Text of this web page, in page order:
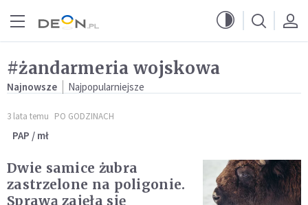
#żandarmeria wojskowa
Najnowsze Najpopularniejsze
3 lata temu PO GODZINACH
PAP / mł
Dwie samice żubra
zastrzelone na poligonie.
Sprawą zajęła się